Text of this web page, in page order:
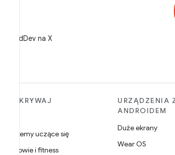
na X
ODKRYWAJ
Systemy uczące się
Zdrowie i fitness
URZĄDZENIA
ANDROIDEM
Duże ekrany
Wear OS